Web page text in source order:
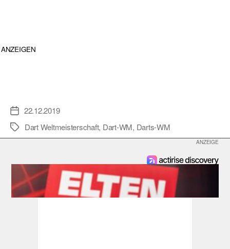
ANZEIGEN
Veröffentlichungsdatum
22.12.2019
Schlagwörter
Dart Weltmeisterschaft, Dart-WM, Darts-WM